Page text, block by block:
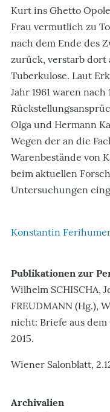
Kurt ins Ghetto
Frau vermutlich zu
nach dem Ende des
zurück, verstarb dort
Tuberkulose. Laut
Jahr 1961 waren nach
Olga und Hermann
Wegen der an die
Warenbestände von
beim aktuellen
Untersuchungen
Konstantin Ferihumer
Publikationen zur
Wilhelm SCHISCHA,
FREUDMANN (Hg.),
nicht: Briefe aus
2015.
Wiener Salonblatt,
Archivalien